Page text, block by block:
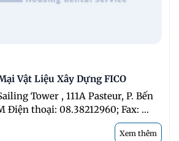
Vật Liệu Xây Dựng FICO
Tower , 111A Pasteur, P. Bến
Nghé, Q.1, Tp.HCM Điện thoại: 08.38212960; Fax: ...
Xem thêm